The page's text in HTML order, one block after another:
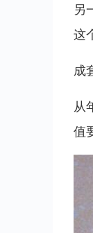
另
这
成
从
值